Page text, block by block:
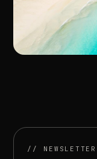
// NEWSLETTER